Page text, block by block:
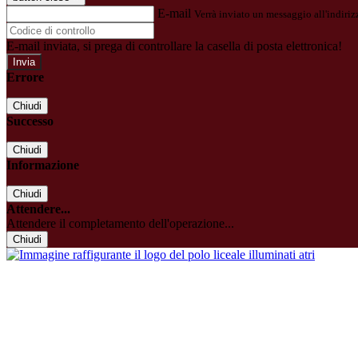
E-mail Verrà inviato un messaggio
E-mail inviata, si prega di controllare la casella di posta elettronica!
Errore
Chiudi
Successo
Chiudi
Informazione
Chiudi
Attendere...
Attendere il completamento dell'operazione...
Chiudi